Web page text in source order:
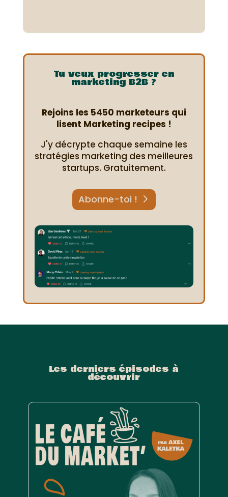
Tu veux progresser en
marketing B2B ?
Rejoins les 5450 marketeurs qui
lisent Marketing recipes !
J'y décrypte chaque semaine les
stratégies marketing des meilleures
startups. Gratuitement.
Abonne-toi !
Les derniers épisodes à
découvrir